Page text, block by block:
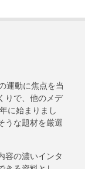
運動に焦点を当
りで、他のメデ
に始まりまし
うな題材を厳選
容の濃いインタ